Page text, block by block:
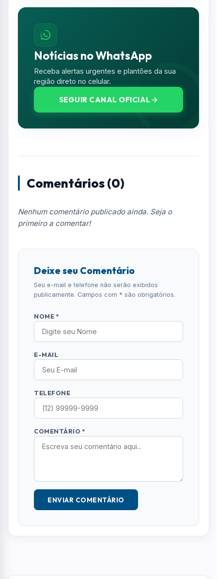
Resumo de Notícias
Receba as atualizações do Vale do Paraíba
diretamente no seu e-mail.
Notícias no WhatsApp
Comentários (0)
Nenhum comentário publicado ainda. Seja o
primeiro a comentar!
Deixe seu Comentário
Seu e-mail e telefone não serão exibidos
publicamente. Campos com * são obrigatórios.
E-MAIL